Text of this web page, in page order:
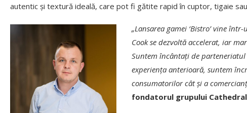
autentic și textură ideală, care pot fi gătite rapid în cuptor, tigaie
„Lansarea gamei ‘Bistro’ vine
Cook se dezvoltă accelerat, iar
Suntem încântați de parteneriatul
experiența anterioară, suntem
consumatorilor cât și a
fondatorul grupului